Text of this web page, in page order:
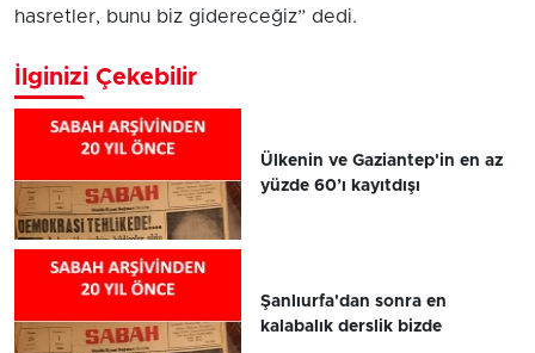
hasretler, bunu biz gidereceğiz” dedi.
İlginizi Çekebilir
Ülkenin ve Gaziantep'in en az
yüzde 60’ı kayıtdışı
Şanlıurfa'dan sonra en
kalabalık derslik bizde